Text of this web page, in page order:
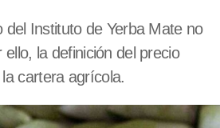
del Instituto de Yerba Mate no
la definición del precio
cartera agrícola.